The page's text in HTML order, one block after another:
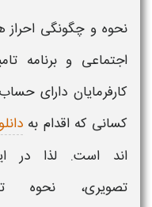
نحوه و چگونگی
اجتماعی و برنامه
کارفرمایان دارای
کسانی که اقدام به
اند است. لذا در
تصویری، نحوه